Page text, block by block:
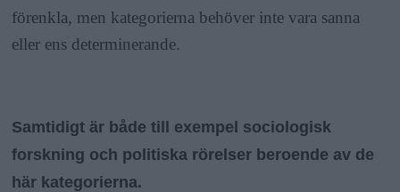
förenkla, men kategorierna behöver inte vara sanna
eller ens determinerande.
Samtidigt är både till exempel sociologisk
forskning och politiska rörelser beroende av de
här kategorierna.